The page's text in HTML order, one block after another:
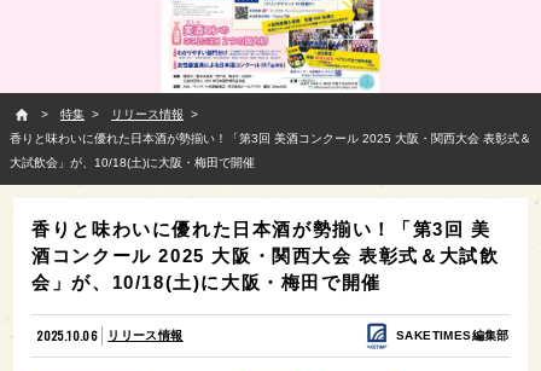
特集
リリース情報
香りと味わいに優れた日本酒が勢揃い！「第3回 美酒コンクール 2025 大阪・関西大会 表彰式＆
大試飲会」が、10/18(土)に大阪・梅田で開催
香りと味わいに優れた日本酒が勢揃い！「第3回 美
酒コンクール 2025 大阪・関西大会 表彰式＆大試飲
会」が、10/18(土)に大阪・梅田で開催
2025.10.06 リリース情報 SAKETIMES編集部